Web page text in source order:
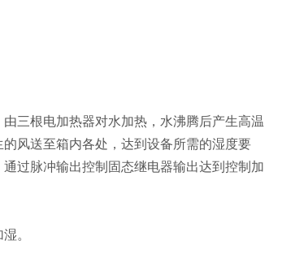
三根电加热器对水加热，水沸腾后产生高温
风送至箱内各处，达到设备所需的湿度要
过脉冲输出控制固态继电器输出达到控制加
。